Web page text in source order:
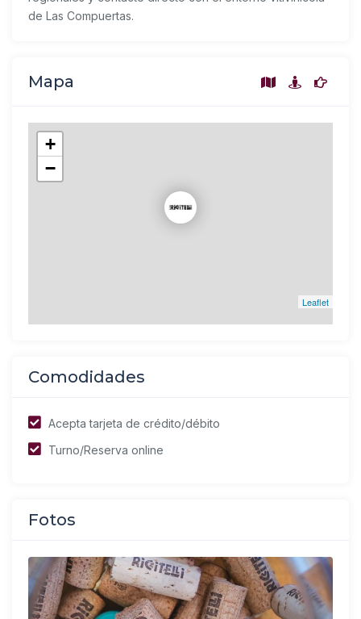
de Las Compuertas.
Mapa
+
−
Leaflet
Comodidades
Acepta tarjeta de crédito/débito
Turno/Reserva online
Fotos